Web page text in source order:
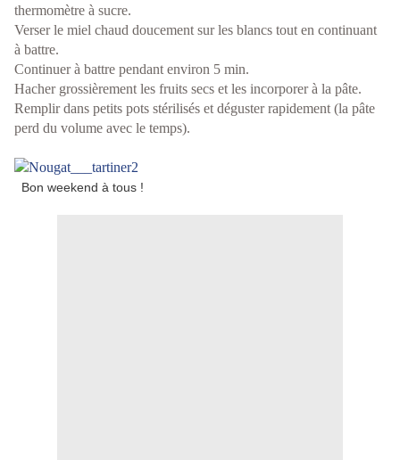
thermomètre à sucre.
Verser le miel chaud doucement sur les blancs tout en continuant
à battre.
Continuer à battre pendant environ 5 min.
Hacher grossièrement les fruits secs et les incorporer à la pâte.
Remplir dans petits pots stérilisés et déguster rapidement (la pâte
perd du volume avec le temps).
Bon weekend à tous !